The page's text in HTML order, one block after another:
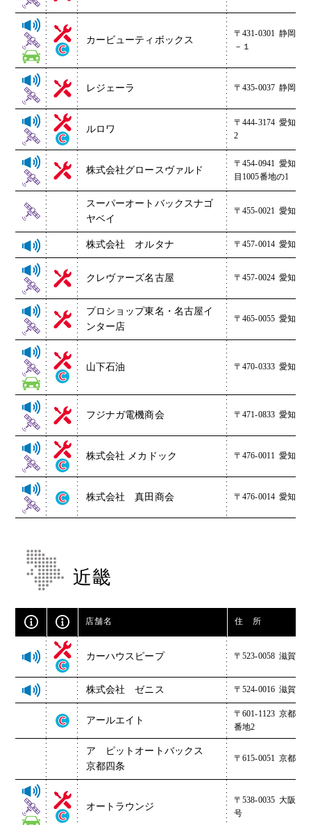
カービューティボックス
〒431-0301 静岡県
－１
レジェーラ 〒435-0037 静岡県
ルロワ
〒444-3174 愛知県
2
株式会社グロースヴァルド
〒454-0941 愛知県
目1005番地の1
スーパーオートバックスナゴ
ヤベイ
〒455-0021 愛知県
株式会社 オルタナ 〒457-0014 愛知県
クレヴァーズ名古屋 〒457-0024 愛知県
プロショップ東名・名古屋イ
ンター店
〒465-0055 愛知県
山下石油 〒470-0333 愛知県
フジナガ電機商会 〒471-0833 愛知県
株式会社 メカドック 〒476-0011 愛知県
株式会社 真田商会 〒476-0014 愛知県
近畿
店舗名 住 所
カーハウスピープ 〒523-0058 滋賀県
株式会社 ゼニス 〒524-0016 滋賀県
アールエイト
〒601-1123 京都府
番地2
ア ピットオートバックス
京都四条
〒615-0051 京都府
オートラウンジ
〒538-0035 大阪府
号